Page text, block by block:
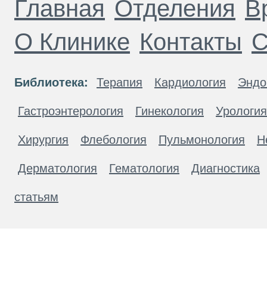
Главная Отделения
О Клинике Контакты
Библиотека: Терапия Кардиология
Гастроэнтерология Гинекология Урология
Хирургия Флебология Пульмонология
Дерматология Гематология Диагностика
статьям